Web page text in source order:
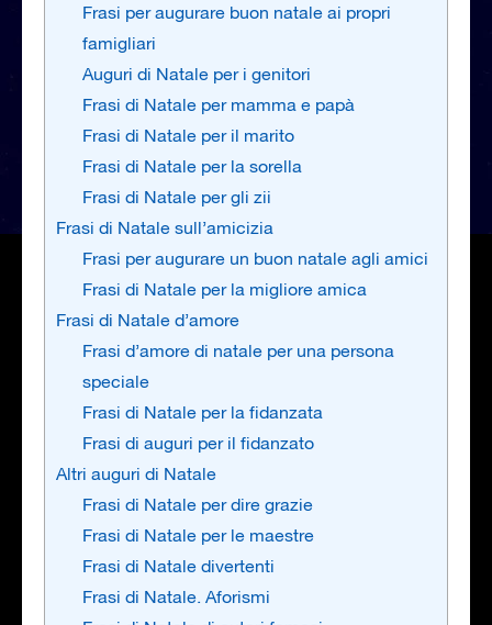
Frasi per augurare buon natale ai propri
famigliari
Auguri di Natale per i genitori
Frasi di Natale per mamma e papà
Frasi di Natale per il marito
Frasi di Natale per la sorella
Frasi di Natale per gli zii
Frasi di Natale sull’amicizia
Frasi per augurare un buon natale agli amici
Frasi di Natale per la migliore amica
Frasi di Natale d’amore
Frasi d’amore di natale per una persona
speciale
Frasi di Natale per la fidanzata
Frasi di auguri per il fidanzato
Altri auguri di Natale
Frasi di Natale per dire grazie
Frasi di Natale per le maestre
Frasi di Natale divertenti
Frasi di Natale. Aforismi